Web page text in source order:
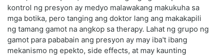
kontrol ng presyon ay medyo malawakang makukuha sa
mga botika, pero tanging ang doktor lang ang makakapili
ng tamang gamot na angkop sa therapy. Lahat ng grupo ng
gamot para pababain ang presyon ay may iba't ibang
mekanismo ng epekto, side effects, at may kaunting